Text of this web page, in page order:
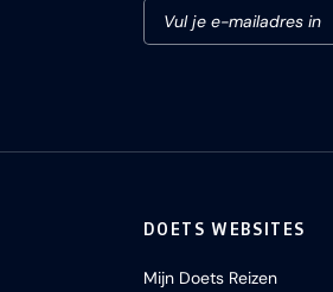
DOETS WEBSITES
Mijn Doets Reizen